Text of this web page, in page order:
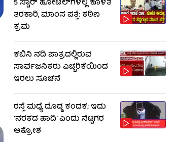
5 ಸ್ಟಾರ್ ಹೋಟೆಲ್​​ಗಳಲ್ಲಿ ಕೊಳೆತ
ತರಕಾರಿ, ಮಾಂಸ ಪತ್ತೆ: ಕಠಿಣ
ಕ್ರಮ
ಕಬಿನಿ ನದಿ ಪಾತ್ರದಲ್ಲಿರುವ
ಸಾರ್ವಜನಿಕರು ಎಚ್ಚರಿಕೆಯಿಂದ
ಇರಲು ಸೂಚನೆ
ರಸ್ತೆ ಮಧ್ಯೆ ದೊಡ್ಡ ಕಂದಕ; ಇದು
'ನರಕದ ಹಾದಿ' ಎಂದು ನೆಟ್ಟಿಗರ
ಆಕ್ರೋಶ